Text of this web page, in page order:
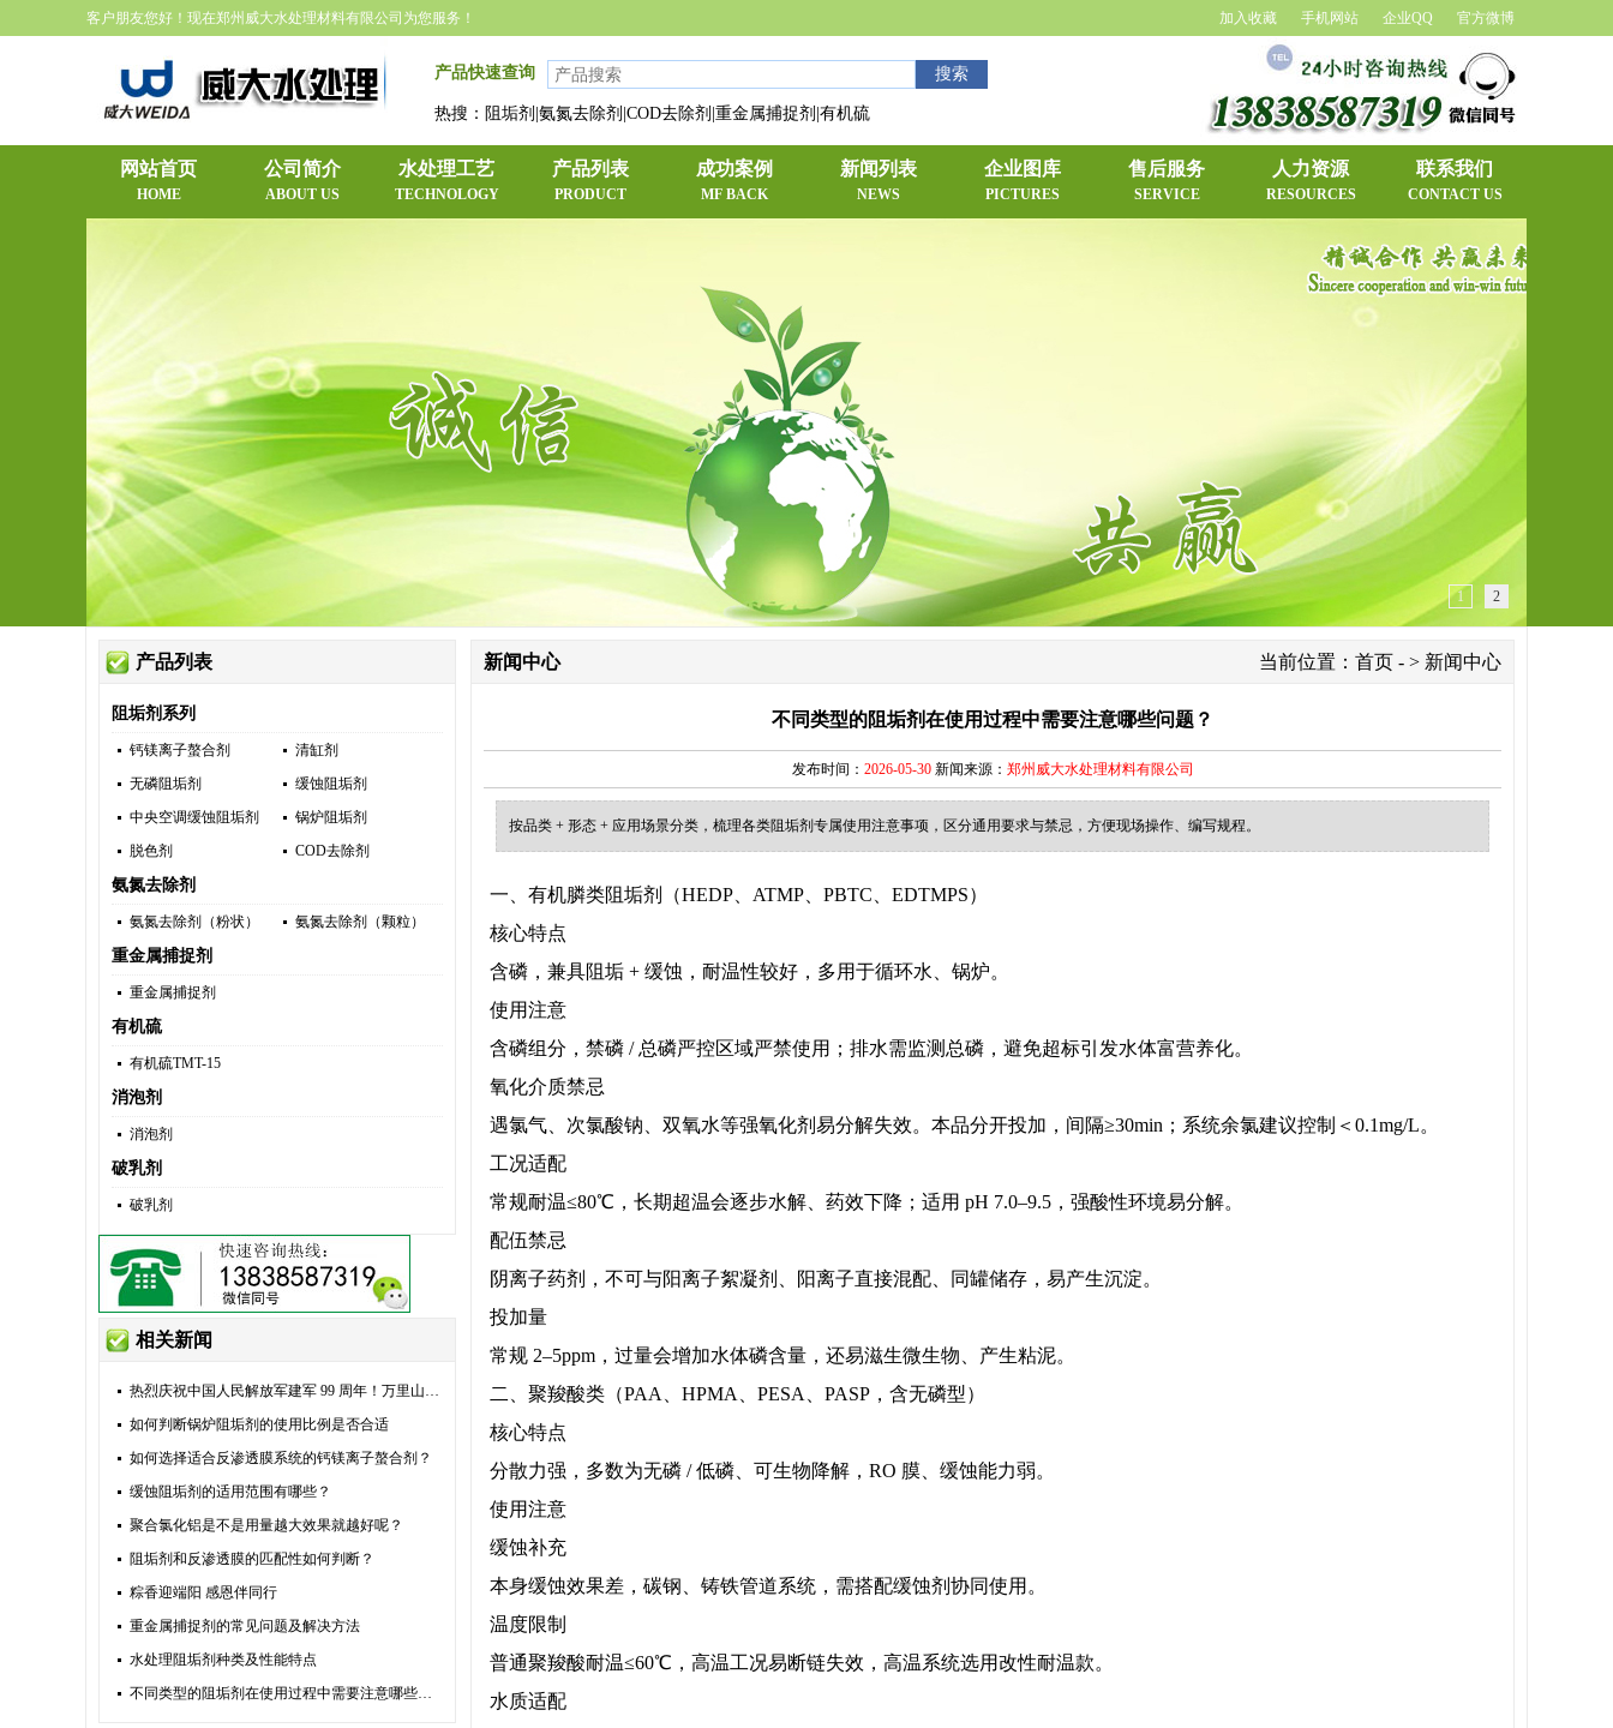
客户朋友您好！现在郑州威大水处理材料有限公司为您服务！ 加入收藏 手机网站 企业QQ 官方微博
产品快速查询
热搜：阻垢剂|氨氮去除剂|COD去除剂|重金属捕捉剂|有机硫
网站首页
HOME
公司简介
ABOUT US
水处理工艺
TECHNOLOGY
产品列表
PRODUCT
成功案例
MF BACK
新闻列表
NEWS
企业图库
PICTURES
售后服务
SERVICE
人力资源
RESOURCES
联系我们
CONTACT US
1 2
产品列表
阻垢剂系列
钙镁离子螯合剂
清缸剂
无磷阻垢剂
缓蚀阻垢剂
中央空调缓蚀阻垢剂
锅炉阻垢剂
脱色剂
COD去除剂
氨氮去除剂
氨氮去除剂（粉状） 氨氮去除剂（颗粒）
重金属捕捉剂
重金属捕捉剂
有机硫
有机硫TMT-15
消泡剂
消泡剂
破乳剂
破乳剂
相关新闻
热烈庆祝中国人民解放军建军 99 周年！万里山河由他们捍卫，万家灯火由他们守护。八一建军节，向全体现
如何判断锅炉阻垢剂的使用比例是否合适
如何选择适合反渗透膜系统的钙镁离子螯合剂？
缓蚀阻垢剂的适用范围有哪些？
聚合氯化铝是不是用量越大效果就越好呢？
阻垢剂和反渗透膜的匹配性如何判断？
粽香迎端阳 感恩伴同行
重金属捕捉剂的常见问题及解决方法
水处理阻垢剂种类及性能特点
不同类型的阻垢剂在使用过程中需要注意哪些问题？
新闻中心 当前位置： 首页 - > 新闻中心
不同类型的阻垢剂在使用过程中需要注意哪些问题？
发布时间： 2026-05-30新闻来源： 郑州威大水处理材料有限公司
按品类 + 形态 + 应用场景分类，梳理各类阻垢剂专属使用注意事项，区分通用要求与禁忌，方便现场操作、编写规程。
一、有机膦类阻垢剂（HEDP、ATMP、PBTC、EDTMPS）
核心特点
含磷，兼具阻垢 + 缓蚀，耐温性较好，多用于循环水、锅炉。
使用注意
含磷组分，禁磷 / 总磷严控区域严禁使用；排水需监测总磷，避免超标引发水体富营养化。
氧化介质禁忌
遇氯气、次氯酸钠、双氧水等强氧化剂易分解失效。本品分开投加，间隔≥30min；系统余氯建议控制＜0.1mg/L。
工况适配
常规耐温≤80℃，长期超温会逐步水解、药效下降；适用 pH 7.0–9.5，强酸性环境易分解。
配伍禁忌
阴离子药剂，不可与阳离子絮凝剂、阳离子直接混配、同罐储存，易产生沉淀。
投加量
常规 2–5ppm，过量会增加水体磷含量，还易滋生微生物、产生粘泥。
二、聚羧酸类（PAA、HPMA、PESA、PASP，含无磷型）
核心特点
分散力强，多数为无磷 / 低磷、可生物降解，RO 膜、缓蚀能力弱。
使用注意
缓蚀补充
本身缓蚀效果差，碳钢、铸铁管道系统，需搭配缓蚀剂协同使用。
温度限制
普通聚羧酸耐温≤60℃，高温工况易断链失效，高温系统选用改性耐温款。
水质适配